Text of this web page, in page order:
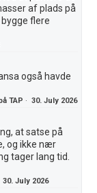
af plads på
flere
også havde
TAP ·30. July 2026
at satse på
og ikke nær
tager lang tid.
30. July 2026